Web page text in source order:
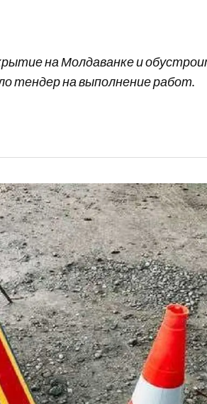
на Молдаванке и
тендер на выполнение работ.